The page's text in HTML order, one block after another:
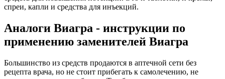
спреи, капли и средства для инъекций.
Аналоги Виагра - инструкции по
применению заменителей Виагра
Большинство из средств продаются в аптечной сети без
рецепта врача, но не стоит прибегать к самолечению, не